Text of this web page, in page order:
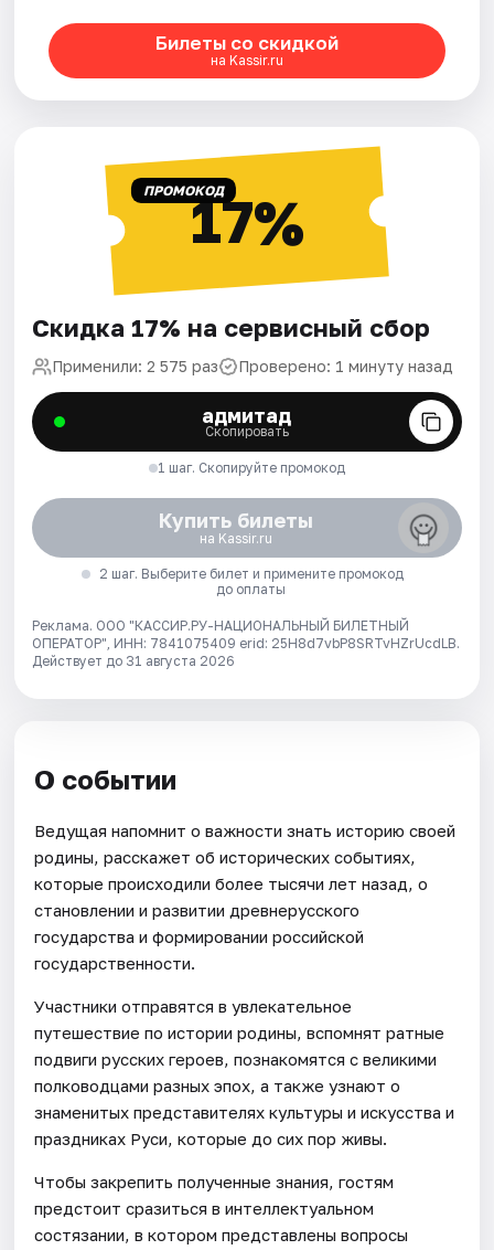
Билеты со скидкой
на Kassir.ru
ПРОМОКОД17%
Скидка 17% на сервисный сбор
Применили: 2 575 раз Проверено: 1 минуту назад
адмитад
Скопировать
1 шаг. Скопируйте промокод
Купить билеты
на Kassir.ru
2 шаг. Выберите билет и примените промокод
до оплаты
Реклама. ООО "КАССИР.РУ-НАЦИОНАЛЬНЫЙ БИЛЕТНЫЙ
ОПЕРАТОР", ИНН: 7841075409 erid: 25H8d7vbP8SRTvHZrUcdLB.
Действует до 31 августа 2026
О событии
Ведущая напомнит о важности знать историю своей
родины, расскажет об исторических событиях,
которые происходили более тысячи лет назад, о
становлении и развитии древнерусского
государства и формировании российской
государственности.
Участники отправятся в увлекательное
путешествие по истории родины, вспомнят ратные
подвиги русских героев, познакомятся с великими
полководцами разных эпох, а также узнают о
знаменитых представителях культуры и искусства и
праздниках Руси, которые до сих пор живы.
Чтобы закрепить полученные знания, гостям
предстоит сразиться в интеллектуальном
состязании, в котором представлены вопросы